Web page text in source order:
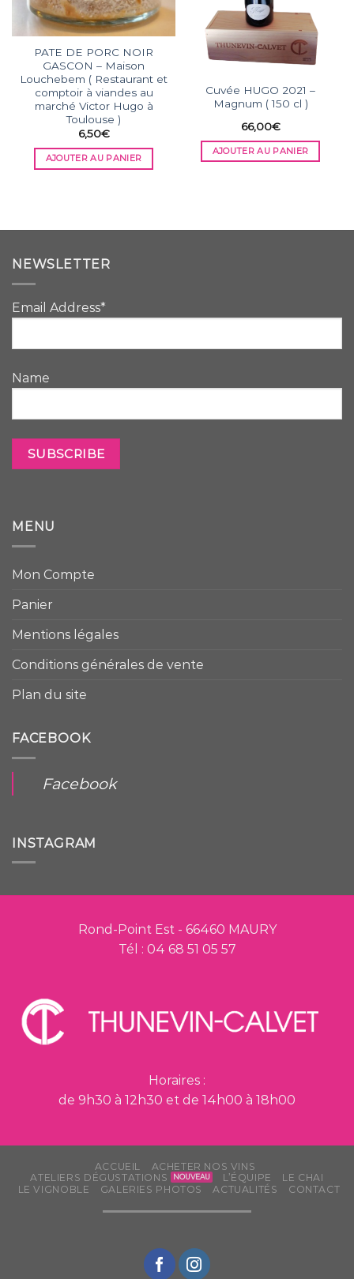
PATE DE PORC NOIR
GASCON – Maison
Louchebem ( Restaurant et
comptoir à viandes au
marché Victor Hugo à
Toulouse )
6,50€
AJOUTER AU PANIER
Cuvée HUGO 2021 –
Magnum ( 150 cl )
66,00€
AJOUTER AU PANIER
NEWSLETTER
Email Address*
Name
MENU
Mon Compte
Panier
Mentions légales
Conditions générales de vente
Plan du site
FACEBOOK
Facebook
INSTAGRAM
Rond-Point Est - 66460 MAURY
Tél : 04 68 51 05 57
Horaires :
de 9h30 à 12h30 et de 14h00 à 18h00
ACCUEIL
ACHETER NOS VINS
ATELIERS DÉGUSTATIONS
L’ÉQUIPE
LE CHAI
LE VIGNOBLE
GALERIES PHOTOS ACTUALITÉS CONTACT